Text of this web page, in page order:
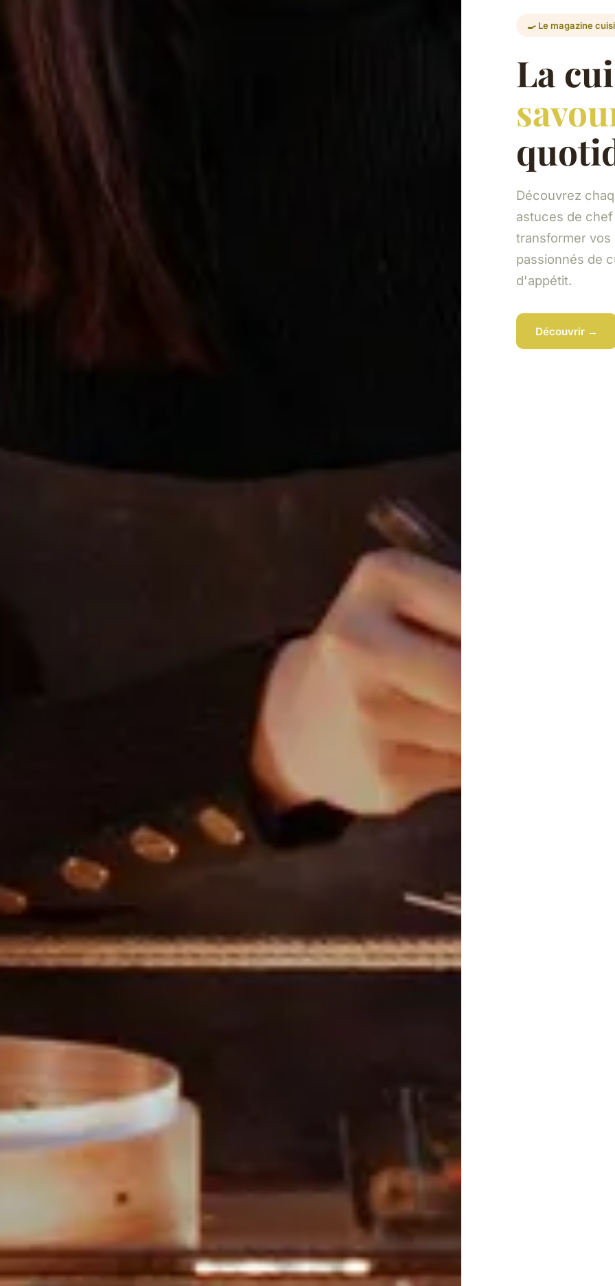
🍳 Le magazine
La
Découvrez
astuces de
transformer vos
passionnés de
d'appétit.
Découvrir →